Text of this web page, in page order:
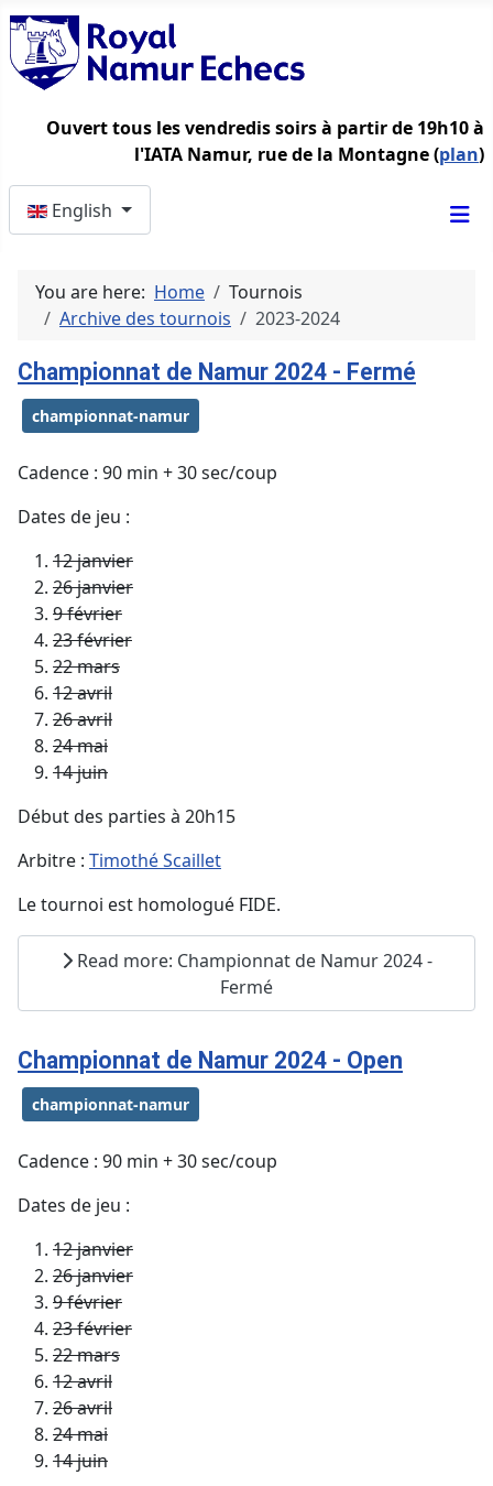
Ouvert tous les vendredis soirs à partir de 19h10 à
l'IATA Namur, rue de la Montagne (plan)
English
You are here: Home
Tournois
Archive des tournois
2023-2024
Championnat de Namur 2024 - Fermé
championnat-namur
Cadence : 90 min + 30 sec/coup
Dates de jeu :
12 janvier
26 janvier
9 février
23 février
22 mars
12 avril
26 avril
24 mai
14 juin
Début des parties à 20h15
Arbitre : Timothé Scaillet
Le tournoi est homologué FIDE.
Read more: Championnat de Namur 2024 -
Fermé
Championnat de Namur 2024 - Open
championnat-namur
Cadence : 90 min + 30 sec/coup
Dates de jeu :
12 janvier
26 janvier
9 février
23 février
22 mars
12 avril
26 avril
24 mai
14 juin